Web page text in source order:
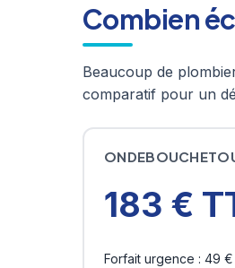
Combien
Beaucoup de
comparatif pour un
183 €
Forfait urgence : 49